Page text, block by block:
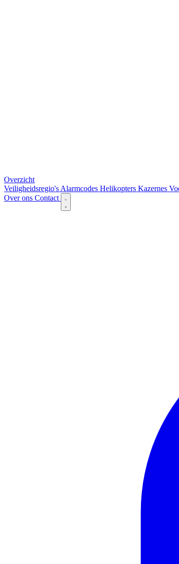
Overzicht
Veiligheidsregio's Alarmcodes Helikopters Kazernes
Over ons Contact